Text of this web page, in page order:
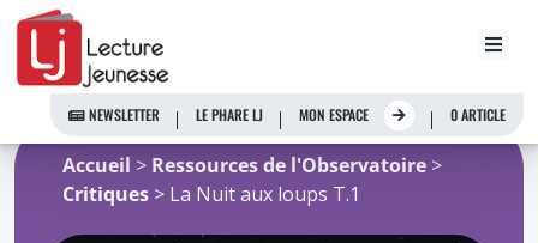
Aller
contenu
NEWSLETTER LE PHARE LJ MON ESPACE 0 ARTICLE
Accueil > Ressources de l'Observatoire >
Critiques > La Nuit aux loups T.1